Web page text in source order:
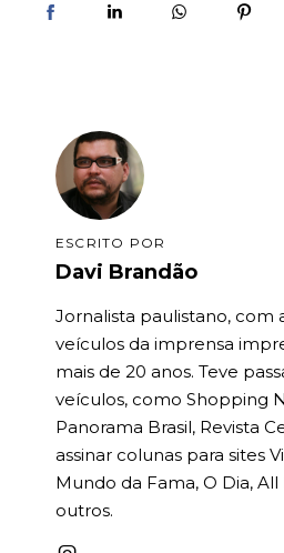
ESCRITO POR
Davi Brandão
Jornalista paulistano, com
veículos da imprensa
mais de 20 anos. Teve
veículos, como Shopping
Panorama Brasil, Revista
assinar colunas para sites
Mundo da Fama, O Dia, All
outros.